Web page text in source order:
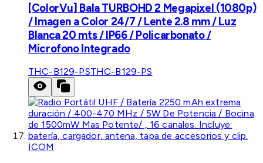
[ColorVu] Bala TURBOHD 2 Megapixel (1080p)
/ Imagen a Color 24/7 / Lente 2.8 mm / Luz
Blanca 20 mts / IP66 / Policarbonato /
Microfono Integrado
THC-B129-PSTHC-B129-PS
ICOM